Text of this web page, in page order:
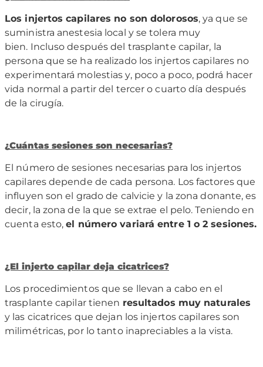
Los injertos capilares no son dolorosos, ya que se
suministra anestesia local y se tolera muy
bien. Incluso después del trasplante capilar, la
persona que se ha realizado los injertos capilares no
experimentará molestias y, poco a poco, podrá hacer
vida normal a partir del tercer o cuarto día después
de la cirugía.
¿Cuántas sesiones son necesarias?
El número de sesiones necesarias para los injertos
capilares depende de cada persona. Los factores que
influyen son el grado de calvicie y la zona donante, es
decir, la zona de la que se extrae el pelo. Teniendo en
cuenta esto,el número variaráentre 1 o 2 sesiones.
¿El injerto capilar deja cicatrices?
Los procedimientos que se llevan a cabo en el
trasplante capilar tienen resultados muy naturales
y las cicatrices que dejan los injertos capilares son
milimétricas, por lo tanto inapreciables a la vista.